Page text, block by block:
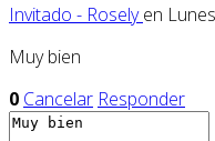
Invitado - Roselyen
Muy bien
0 Cancelar Responder